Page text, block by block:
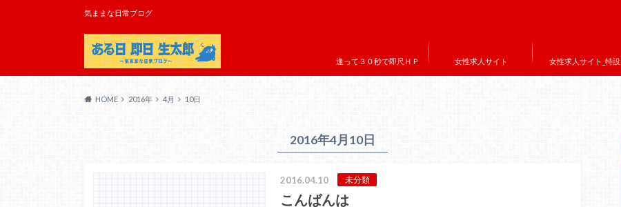
気ままな日常ブログ
逢って３０秒で即尺ＨＰ 女性求人サイト 女性求人サイト_特設
HOME 2016年 4月 10日
2016年4月10日
2016.04.10 未分類
こんばんは